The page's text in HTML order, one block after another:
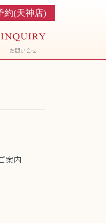
約(天神店)
お問い合せ
案内